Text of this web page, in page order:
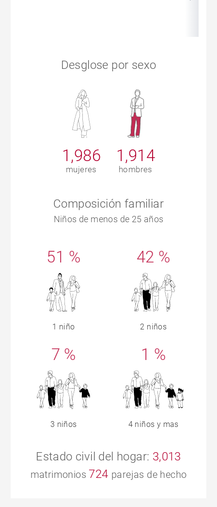
Desglose por sexo
1,986
mujeres
1,914
hombres
Composición familiar
Niños de menos de 25 años
51 %
1 niño
42 %
2 niños
7 %
3 niños
1 %
4 niños y mas
Estado civil del hogar: 3,013
matrimonios 724 parejas de hecho